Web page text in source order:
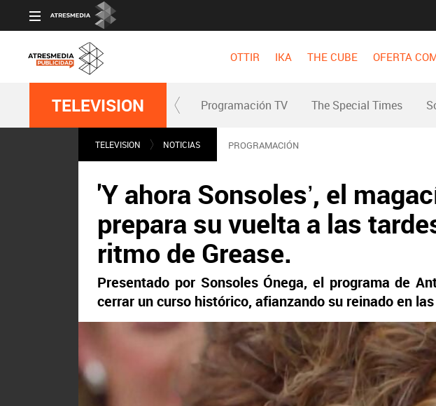
OTTIR IKA THE CUBE OFERTA
TELEVISION Programación TV The Special Times
TELEVISION NOTICIAS PROGRAMACIÓN
'Y ahora Sonsoles’, el
prepara su vuelta a las
ritmo de Grease.
Presentado por Sonsoles Ónega, el programa de
cerrar un curso histórico, afianzando su reinado en